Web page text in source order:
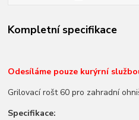
Kompletní specifikace
Odesíláme pouze kurýrní
Grilovací rošt 60 pro zahradní
Specifikace: